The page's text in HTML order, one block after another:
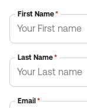
First Name*
Last Name*
Email *